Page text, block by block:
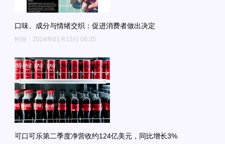
口味、成分与情绪交织：促进消费者做出决定
时间：2024年01月15日 08:35
可口可乐第二季度净营收约124亿美元，同比增长3%